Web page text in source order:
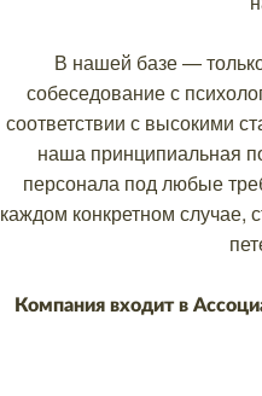
В нашей базе —
собеседование с
соответствии с высокими
наша принципиальная
персонала под любые
каждом конкретном случае,
Компания входит в